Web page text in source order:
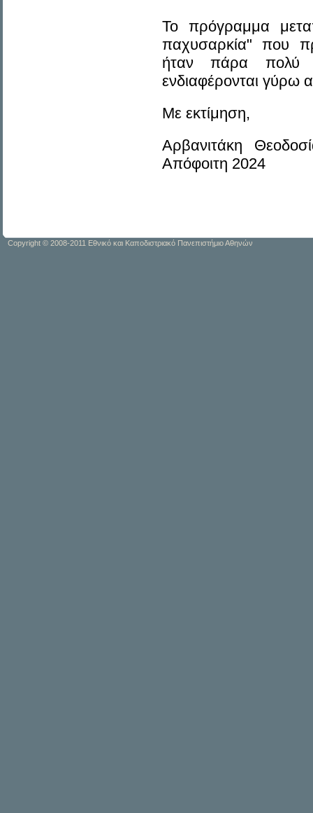
Το πρόγραμμα
παχυσαρκία" που
ήταν πάρα πολύ
ενδιαφέρονται γύρω
Με εκτίμηση,
Αρβανιτάκη
Απόφοιτη 2024
Copyright © 2008-2011 Εθνικό και Καποδιστριακό Πανεπιστήμιο Αθηνών